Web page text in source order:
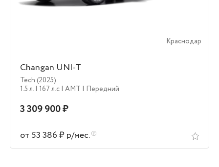
Краснодар
Changan UNI-T
Tech (2025)
1.5 л. | 167 л.c | AMT | Передний
3 309 900 ₽
от 53 386 ₽ р/мес.